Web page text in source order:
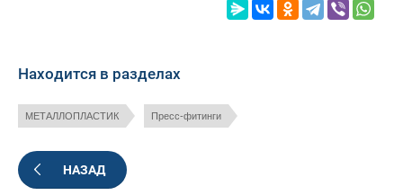
Находится в разделах
МЕТАЛЛОПЛАСТИК Пресс-фитинги
НАЗАД